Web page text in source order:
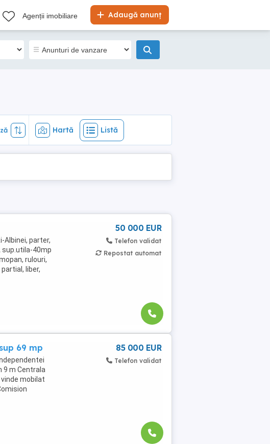
Adaugă anunț
Agenții imobiliare
Hartă Listă
Hartă Listă
Albinei, parter,
40mp
rulouri,
liber,
50 000 EUR
Telefon validat
Repostat automat
69 mp
9 m Centrala
mobilat
85 000 EUR
Telefon validat